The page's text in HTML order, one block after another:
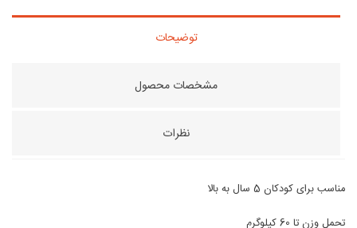
توضیحات
مشخصات محصول
نظرات
مناسب برای کودکان 5 سال به بالا
تحمل وزن تا 60 کیلوگرم